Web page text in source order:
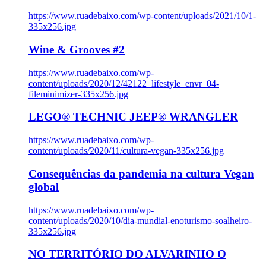
https://www.ruadebaixo.com/wp-content/uploads/2021/10/1-
335x256.jpg
Wine & Grooves #2
https://www.ruadebaixo.com/wp-
content/uploads/2020/12/42122_lifestyle_envr_04-
fileminimizer-335x256.jpg
LEGO® TECHNIC JEEP® WRANGLER
https://www.ruadebaixo.com/wp-
content/uploads/2020/11/cultura-vegan-335x256.jpg
Consequências da pandemia na cultura Vegan
global
https://www.ruadebaixo.com/wp-
content/uploads/2020/10/dia-mundial-enoturismo-soalheiro-
335x256.jpg
NO TERRITÓRIO DO ALVARINHO O